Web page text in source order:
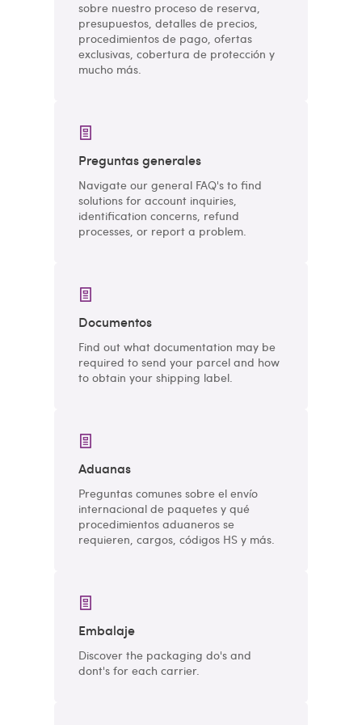
sobre nuestro proceso de reserva,
presupuestos, detalles de precios,
procedimientos de pago, ofertas
exclusivas, cobertura de protección y
mucho más.
Preguntas generales
Navigate our general FAQ's to find
solutions for account inquiries,
identification concerns, refund
processes, or report a problem.
Documentos
Find out what documentation may be
required to send your parcel and how
to obtain your shipping label.
Aduanas
Preguntas comunes sobre el envío
internacional de paquetes y qué
procedimientos aduaneros se
requieren, cargos, códigos HS y más.
Embalaje
Discover the packaging do's and
dont's for each carrier.